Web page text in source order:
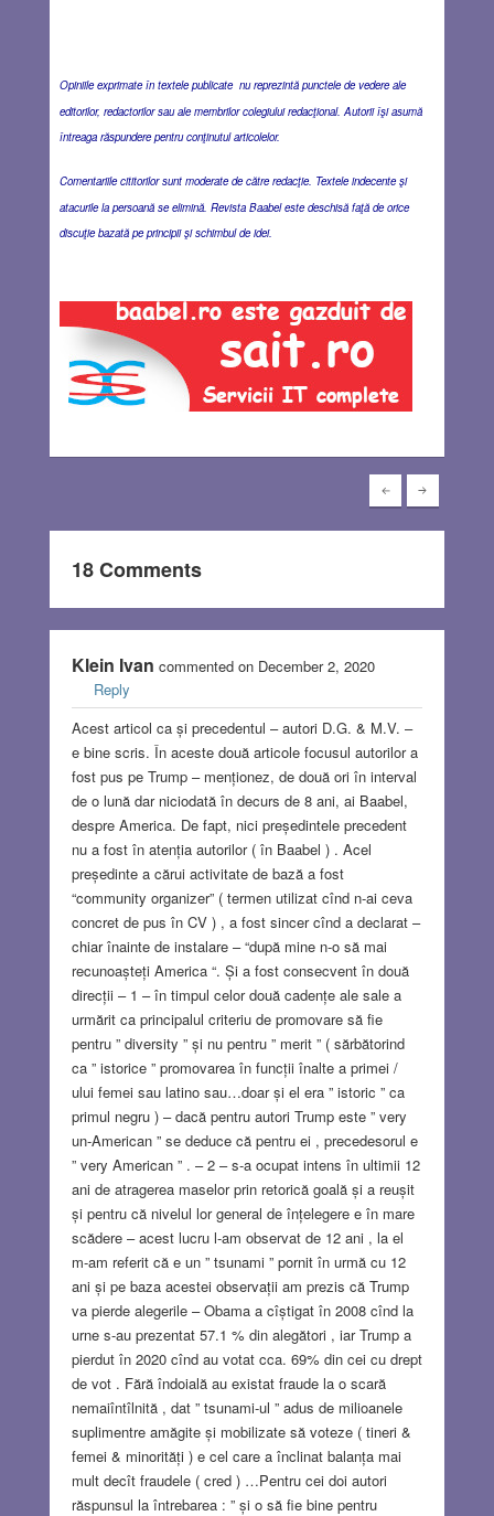
Opiniile exprimate în textele publicate nu reprezintă punctele de vedere ale
editorilor, redactorilor sau ale membrilor colegiului redacţional. Autorii îşi asumă
întreaga răspundere pentru conţinutul articolelor.
Comentariile cititorilor sunt moderate de către redacţie. Textele indecente şi
atacurile la persoană se elimină. Revista Baabel este deschisă faţă de orice
discuţie bazată pe principii şi schimbul de idei.
18 Comments
Klein Ivan commented on December 2, 2020
Reply
Acest articol ca și precedentul – autori D.G. & M.V. –
e bine scris. În aceste două articole focusul autorilor a
fost pus pe Trump – menționez, de două ori în interval
de o lună dar niciodată în decurs de 8 ani, ai Baabel,
despre America. De fapt, nici președintele precedent
nu a fost în atenția autorilor ( în Baabel ) . Acel
președinte a cărui activitate de bază a fost
“community organizer” ( termen utilizat cînd n-ai ceva
concret de pus în CV ) , a fost sincer cînd a declarat –
chiar înainte de instalare – “după mine n-o să mai
recunoașteți America “. Și a fost consecvent în două
direcții – 1 – în timpul celor două cadențe ale sale a
urmărit ca principalul criteriu de promovare să fie
pentru ” diversity ” și nu pentru ” merit ” ( sărbătorind
ca ” istorice ” promovarea în funcții înalte a primei /
ului femei sau latino sau…doar și el era ” istoric ” ca
primul negru ) – dacă pentru autori Trump este ” very
un-American ” se deduce că pentru ei , precedesorul e
” very American ” . – 2 – s-a ocupat intens în ultimii 12
ani de atragerea maselor prin retorică goală și a reușit
și pentru că nivelul lor general de înțelegere e în mare
scădere – acest lucru l-am observat de 12 ani , la el
m-am referit că e un ” tsunami ” pornit în urmă cu 12
ani și pe baza acestei observații am prezis că Trump
va pierde alegerile – Obama a cîștigat în 2008 cînd la
urne s-au prezentat 57.1 % din alegători , iar Trump a
pierdut în 2020 cînd au votat cca. 69% din cei cu drept
de vot . Fără îndoială au existat fraude la o scară
nemaiîntîlnită , dat ” tsunami-ul ” adus de milioanele
suplimentre amăgite și mobilizate să voteze ( tineri &
femei & minorități ) e cel care a înclinat balanța mai
mult decît fraudele ( cred ) …Pentru cei doi autori
răspunsul la întrebarea : ” și o să fie bine pentru